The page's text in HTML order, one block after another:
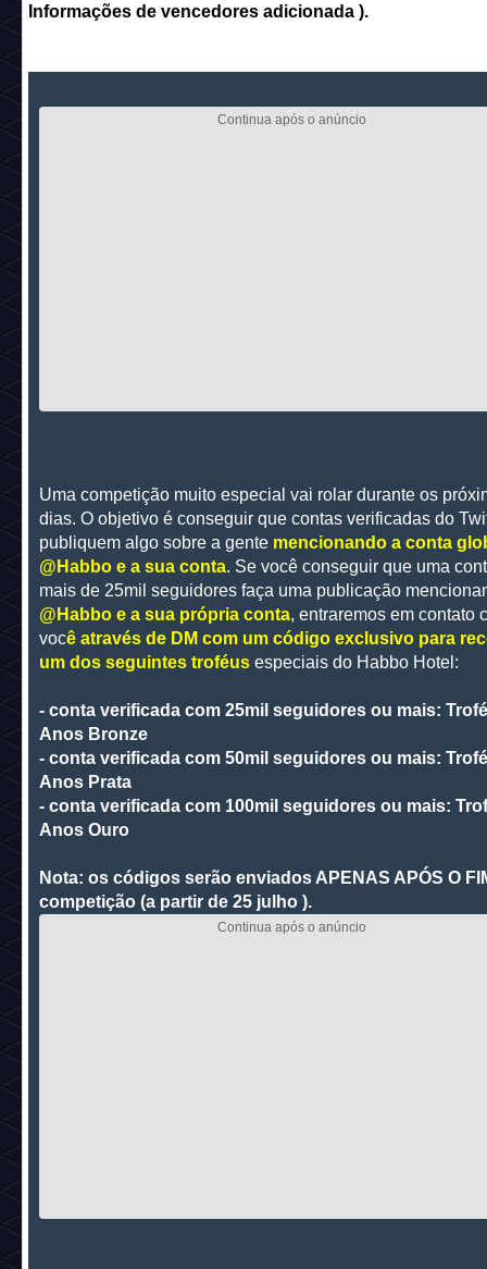
Informações de vencedores adicionada ).
Uma competição muito especial vai rolar durante os
dias. O objetivo é conseguir que contas verificadas do
publiquem algo sobre a gente mencionando a conta
@Habbo e a sua conta. Se você conseguir que uma
mais de 25mil seguidores faça uma publicação
@Habbo e a sua própria conta, entraremos em contato
você através de DM com um código exclusivo para
um dos seguintes troféus especiais do Habbo Hotel:
- conta verificada com 25mil seguidores ou mais:
Anos Bronze
- conta verificada com 50mil seguidores ou mais:
Anos Prata
- conta verificada com 100mil seguidores ou mais:
Anos Ouro
Nota: os códigos serão enviados APENAS APÓS O
competição (a partir de 25 julho ).